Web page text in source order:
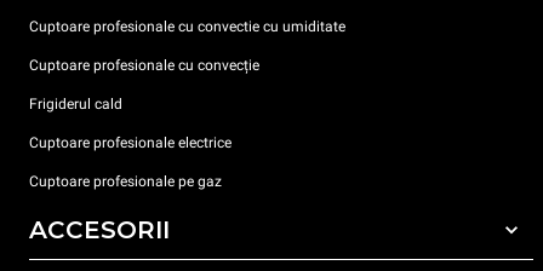
Cuptoare profesionale cu convectie cu umiditate
Cuptoare profesionale cu convecție
Frigiderul cald
Cuptoare profesionale electrice
Cuptoare profesionale pe gaz
ACCESORII